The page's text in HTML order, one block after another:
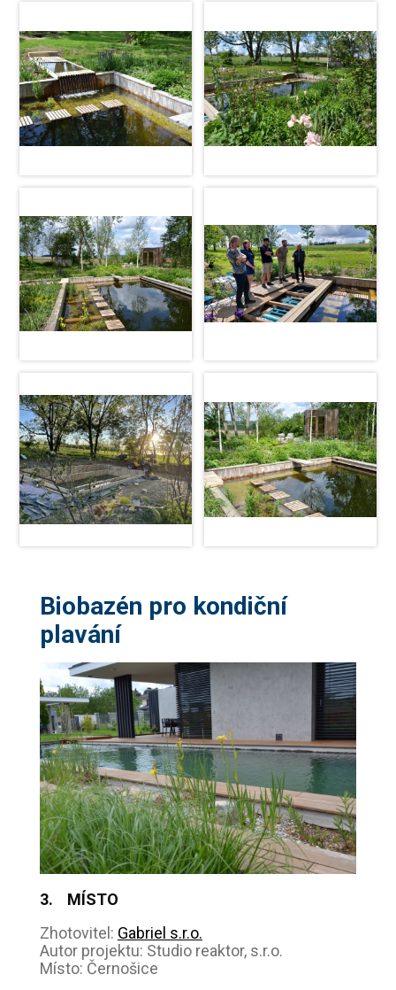
Biobazén pro kondiční
plavání
3. MÍSTO
Zhotovitel: Gabriel s.r.o.
Autor projektu: Studio reaktor, s.r.o.
Místo: Černošice